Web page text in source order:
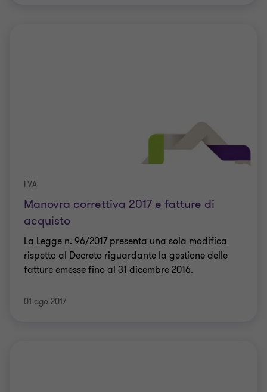
Manovra correttiva 2017 e fatture di
acquisto
IVA
La Legge n. 96/2017 presenta una sola modifica
rispetto al Decreto riguardante la gestione delle
fatture emesse fino al 31 dicembre 2016.
01 ago 2017